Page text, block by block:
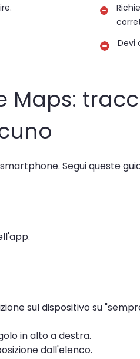
Devi
Maps:
Segui queste
sul dispositivo su
in alto a destra.
dall'elenco.